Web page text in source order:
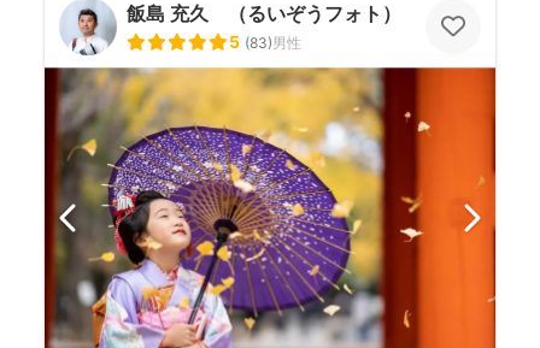
飯島 充久 （るいぞうフォト）
5 (83)男性